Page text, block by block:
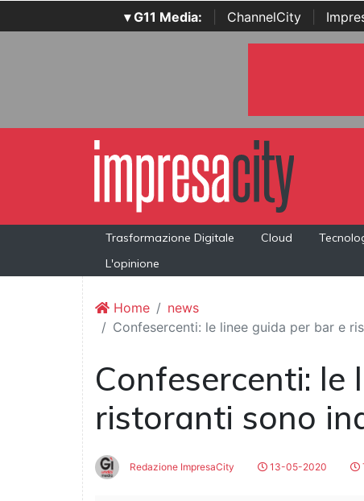
▾ G11 Media: ChannelCity
Trasformazione Digitale Cloud
L'opinione
Home
news
Confesercenti: le linee guida per bar e
Confesercenti: le
ristoranti sono
Redazione ImpresaCity 13-05-2020